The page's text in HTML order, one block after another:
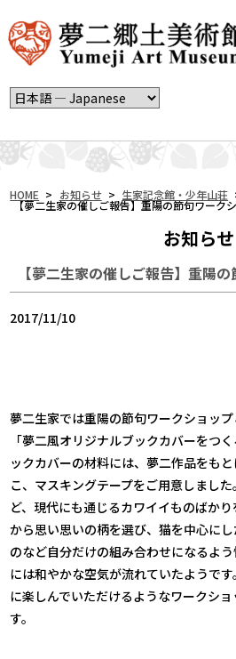
HOME > お知らせ > 生家記念館・少年山荘
【夢二生家の催しご報告】重陽の節句ワーク
お知らせ
【夢二生家の催しご報告】重陽
2017/11/10
夢二生家では重陽の節句ワークショッ
「夢二風オリジナルブックカバーをつ
ックカバーの材料には、夢二作品をも
こ、マスキングテープをご用意しまし
ど、現代にも通じるカワイイものばかり
から思い思いの柄を選び、猫を中心に
のなど自分だけの組み合わせになるよう
には和やかな空気が流れていたようで
に楽しんでいただけるようなワークシ
す。